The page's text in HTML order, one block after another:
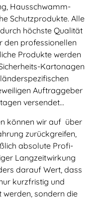
Hausschwamm-
Schutzprodukte. Alle
höchste Qualität
den professionellen
Produkte werden
Kartonagen
Auftraggeber
versendet...
können wir auf über
zurückgreifen,
absolute Profi-
Langzeitwirkung
darauf Wert, dass
kurzfristig und
sondern die